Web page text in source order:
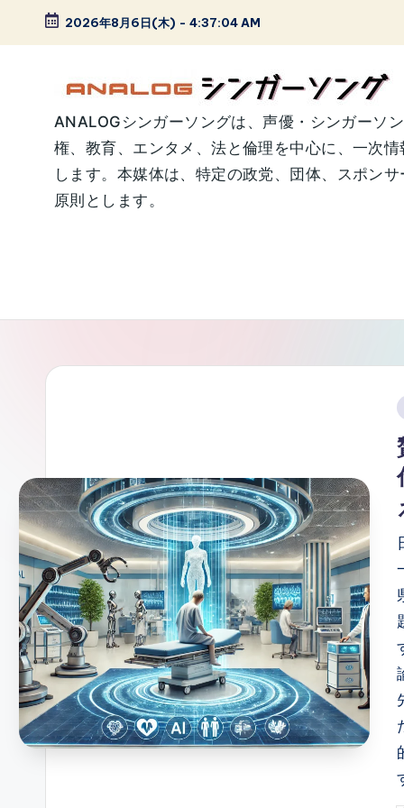
Skip
2026年8月6日(木) - 4:37:05 AM
A
N
A
G
ソ
ン
グ
ANALOGシンガーソングは、声優・シンガーソ
権、教育、エンタメ、法と倫理を中心に、一次
します。本媒体は、特定の政党、団体、スポン
原則とします。